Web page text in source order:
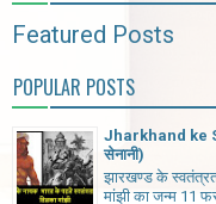
Featured Posts
POPULAR POSTS
Jharkhand ke
सेनानी)
झारखण्ड के
मांझी का जन्म 11